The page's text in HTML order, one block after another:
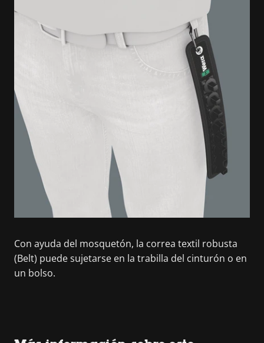
Con ayuda del mosquetón, la correa textil robusta
(Belt) puede sujetarse en la trabilla del cinturón o en
un bolso.